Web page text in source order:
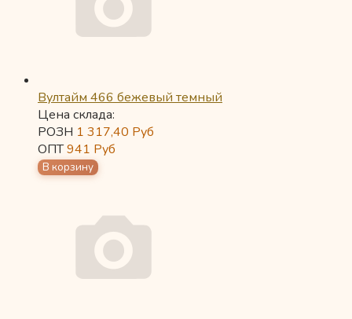
Вултайм 466 бежевый темный
Цена склада:
РОЗН 1 317,40 Руб
ОПТ941 Руб